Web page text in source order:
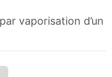
vaporisation d’un